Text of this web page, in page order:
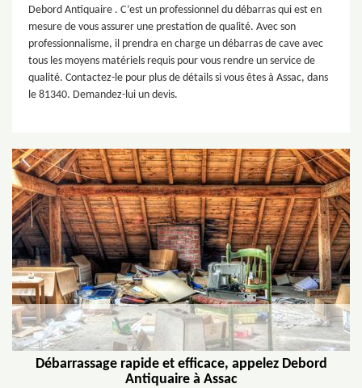
Debord Antiquaire . C’est un professionnel du débarras qui est en
mesure de vous assurer une prestation de qualité. Avec son
professionnalisme, il prendra en charge un débarras de cave avec
tous les moyens matériels requis pour vous rendre un service de
qualité. Contactez-le pour plus de détails si vous êtes à Assac, dans
le 81340. Demandez-lui un devis.
Débarrassage rapide et efficace, appelez Debord
Antiquaire à Assac